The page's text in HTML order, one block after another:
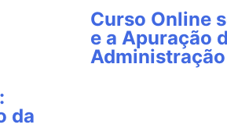
da
Curso Online
e a Apuração